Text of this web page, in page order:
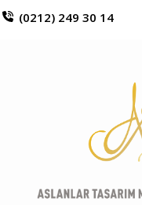
(0212) 249 30 14